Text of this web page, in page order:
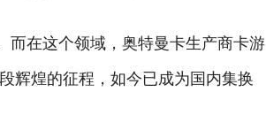
而在这个领域，奥特曼卡生产商卡游
辉煌的征程，如今已成为国内集换